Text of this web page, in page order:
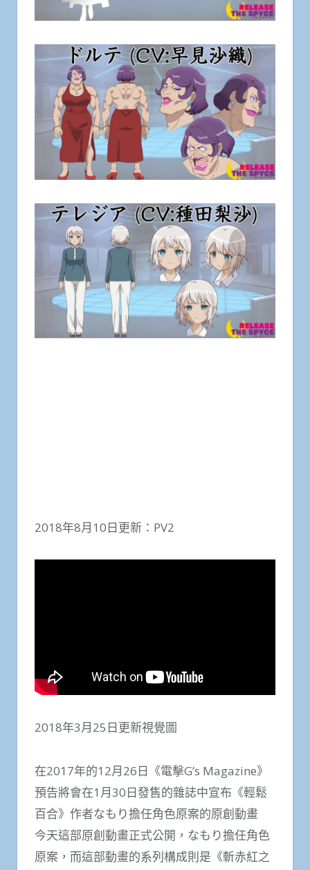
2018年8月10日更新：PV2
2018年3月25日更新視覺圖
在2017年的12月26日《電擊G’s Magazine》
預告將會在1月30日發售的雜誌中宣布《輕鬆
百合》作者なもり擔任角色原案的原創動畫
今天這部原創動畫正式公開，なもり擔任角色
原案，而這部動畫的系列構成則是《斬赤紅之